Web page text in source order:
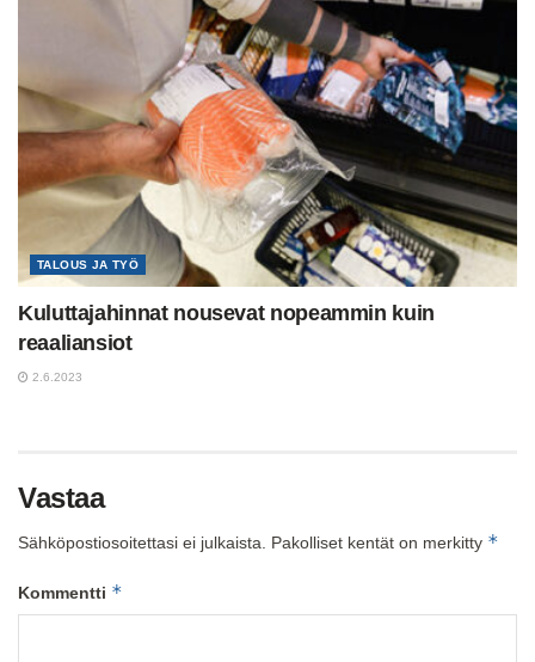
TALOUS JA TYÖ
Kuluttajahinnat nousevat nopeammin kuin
reaaliansiot
2.6.2023
Vastaa
Sähköpostiosoitettasi ei julkaista. Pakolliset kentät on merkitty *
Kommentti *